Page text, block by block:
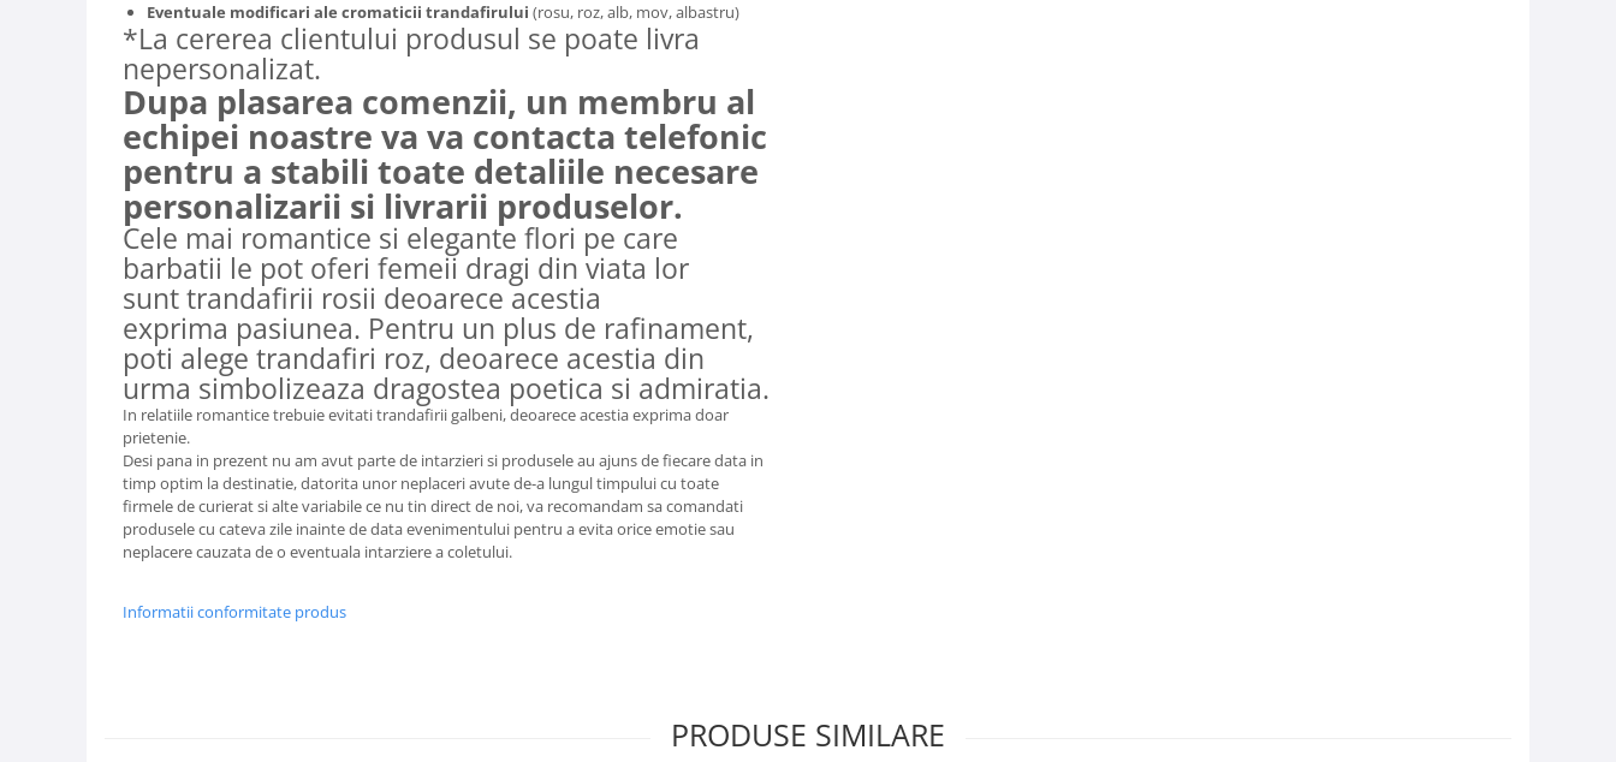
Eventuale modificari ale cromaticii trandafirului (rosu, roz, alb, mov, albastru)
*La cererea clientului produsul se poate livra
nepersonalizat.
Dupa plasarea comenzii, un membru al
echipei noastre va va contacta telefonic
pentru a stabili toate detaliile necesare
personalizarii si livrarii produselor.
Cele mai romantice si elegante flori pe care
barbatii le pot oferi femeii dragi din viata lor
sunt trandafirii rosii deoarece acestia
exprima pasiunea. Pentru un plus de rafinament,
poti alege trandafiri roz, deoarece acestia din
urma simbolizeaza dragostea poetica si admiratia.
In relatiile romantice trebuie evitati trandafirii galbeni, deoarece acestia exprima doar
prietenie.
Desi pana in prezent nu am avut parte de intarzieri si produsele au ajuns de fiecare data in
timp optim la destinatie, datorita unor neplaceri avute de-a lungul timpului cu toate
firmele de curierat si alte variabile ce nu tin direct de noi, va recomandam sa comandati
produsele cu cateva zile inainte de data evenimentului pentru a evita orice emotie sau
neplacere cauzata de o eventuala intarziere a coletului.
Informatii conformitate produs
PRODUSE SIMILARE